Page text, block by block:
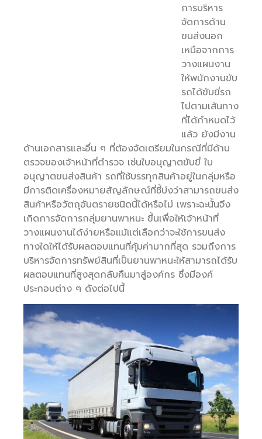
การบริหาร
จัดการด้าน
ขนส่งนอก
เหนือจากการ
วางแผนงาน
ให้พนักงานขับ
รถได้ขับขี่รถ
ไปตามเส้นทาง
ที่ได้กำหนดไว้
แล้ว ยังมีงาน
ด้านเอกสารและอื่น ๆ ที่ต้องจัดเตรียมในกรณีที่มีด้าน
ตรวจของเจ้าหน้าที่ตำรวจ เช่นใบอนุญาตขับขี่ ใบ
อนุญาตขนส่งสินค้า รถที่ใช้บรรทุกสินค้าอยู่ในกลุ่มหรือ
มีการติดเครื่องหมายสัญลักษณ์ที่ชี้บ่งว่าสามารถขนส่ง
สินค้าหรือวัตถุอันตรายชนิดนี้ได้หรือไม่ เพราะฉะนั้นจึง
เกิดการจัดการกลุ่มยานพาหนะ ขึ้นเพื่อให้เจ้าหน้าที่
วางแผนงานได้ง่ายหรือแม้แต่เลือกว่าจะใช้การขนส่ง
ทางใดให้ได้รับผลตอบแทนที่คุ้มค่ามากที่สุด รวมถึงการ
บริหารจัดการทรัพย์สินที่เป็นยานพาหนะให้สามารถได้รับ
ผลตอบแทนที่สูงสุดกลับคืนมาสู่องค์กร ซึ่งมีองค์
ประกอบต่าง ๆ ดังต่อไปนี้